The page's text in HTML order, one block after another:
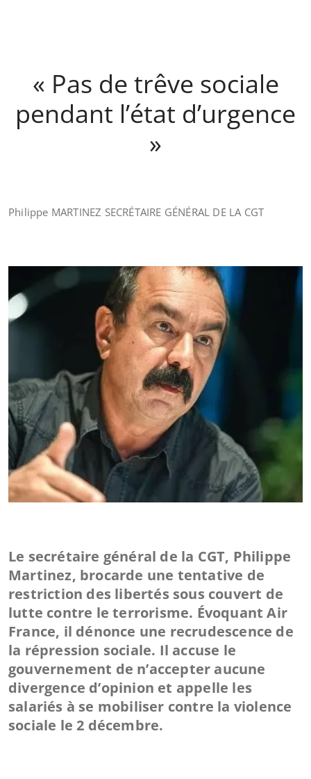
« Pas de trêve sociale
pendant l’état d’urgence
»
Philippe MARTINEZ SECRÉTAIRE GÉNÉRAL DE LA CGT
Le secrétaire général de la CGT, Philippe
Martinez, brocarde une tentative de
restriction des libertés sous couvert de
lutte contre le terrorisme. Évoquant Air
France, il dénonce une recrudescence de
la répression sociale. Il accuse le
gouvernement de n’accepter aucune
divergence d’opinion et appelle les
salariés à se mobiliser contre la violence
sociale le 2 décembre.